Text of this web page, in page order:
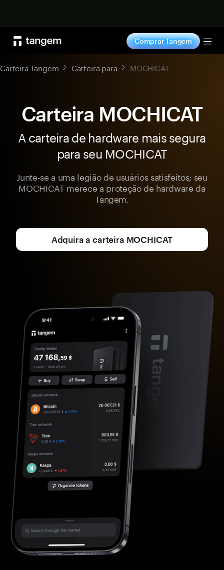
Comprar Tangem
Carteira Tangem Carteira para MOCHICAT
Carteira MOCHICAT
A carteira de hardware mais segura
para seu MOCHICAT
Junte-se a uma legião de usuários satisfeitos; seu
MOCHICAT merece a proteção de hardware da
Tangem.
Adquira a carteira MOCHICAT